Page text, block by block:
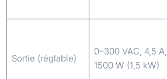
Sortie (réglable)
0–300 VAC, 4,5 A,
1500 W (1,5 kW)